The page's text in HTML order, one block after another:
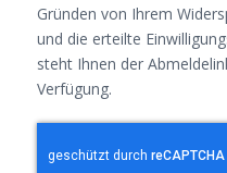
Gründen von Ihrem
und die erteilte
steht Ihnen der
Verfügung.